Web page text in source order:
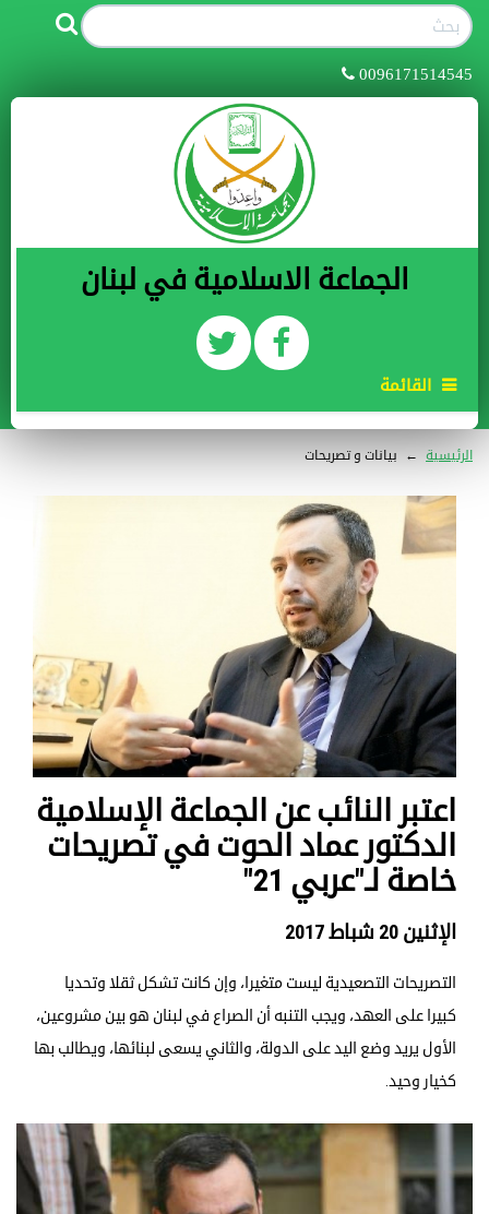
0096171514545
الجماعة الاسلامية في لبنان
القائمة
الرئيسية ← بيانات و تصريحات
اعتبر النائب عن الجماعة الإسلامية
الدكتور عماد الحوت في تصريحات
خاصة لـ"عربي 21"
الإثنين 20 شباط 2017
التصريحات التصعيدية ليست متغيرا، وإن كانت تشكل ثقلا وتحديا
كبيرا على العهد، ويجب التنبه أن الصراع في لبنان هو بين مشروعين،
الأول يريد وضع اليد على الدولة، والثاني يسعى لبنائها، ويطالب بها
كخيار وحيد.